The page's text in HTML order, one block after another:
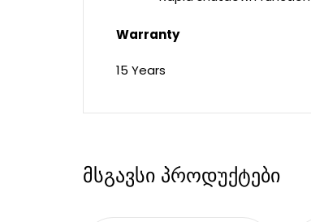
Warranty
15 Years
მსგავსი პროდუქტები